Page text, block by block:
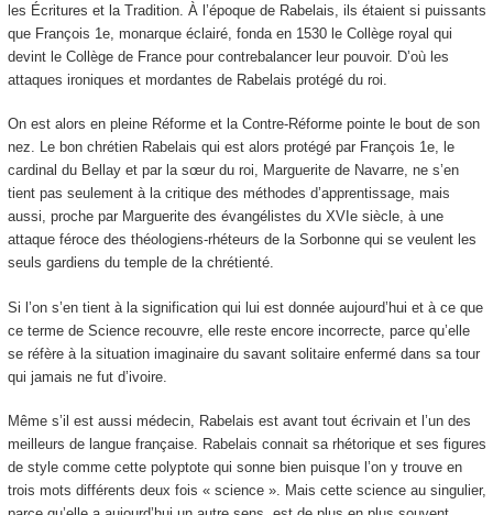
les Écritures et la Tradition. À l’époque de Rabelais, ils étaient si puissants
que François 1 e, monarque éclairé, fonda en 1530 le Collège royal qui
devint le Collège de France pour contrebalancer leur pouvoir. D’où les
attaques ironiques et mordantes de Rabelais protégé du roi.
On est alors en pleine Réforme et la Contre-Réforme pointe le bout de son
nez. Le bon chrétien Rabelais qui est alors protégé par François 1e, le
cardinal du Bellay et par la sœur du roi, Marguerite de Navarre, ne s’en
tient pas seulement à la critique des méthodes d’apprentissage, mais
aussi, proche par Marguerite des évangélistes du XVI esiècle, à une
attaque féroce des théologiens-rhéteurs de la Sorbonne qui se veulent les
seuls gardiens du temple de la chrétienté.
Si l’on s’en tient à la signification qui lui est donnée aujourd’hui et à ce que
ce terme de Science recouvre, elle reste encore incorrecte, parce qu’elle
se réfère à la situation imaginaire du savant solitaire enfermé dans sa tour
qui jamais ne fut d’ivoire.
Même s’il est aussi médecin, Rabelais est avant tout écrivain et l’un des
meilleurs de langue française. Rabelais connait sa rhétorique et ses figures
de style comme cette polyptote qui sonne bien puisque l’on y trouve en
trois mots différents deux fois « science ». Mais cette science au singulier,